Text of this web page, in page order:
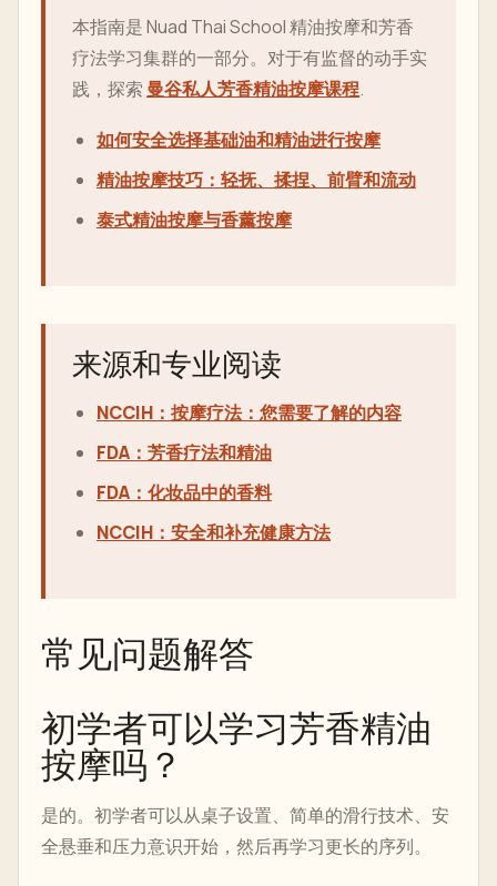
本指南是 Nuad Thai School 精油按摩和芳香
疗法学习集群的一部分。对于有监督的动手实
践，探索曼谷私人芳香精油按摩课程.
如何安全选择基础油和精油进行按摩
精油按摩技巧：轻抚、揉捏、前臂和流动
泰式精油按摩与香薰按摩
来源和专业阅读
NCCIH：按摩疗法：您需要了解的内容
FDA：芳香疗法和精油
FDA：化妆品中的香料
NCCIH：安全和补充健康方法
常见问题解答
初学者可以学习芳香精油
按摩吗？
是的。初学者可以从桌子设置、简单的滑行技术、安
全悬垂和压力意识开始，然后再学习更长的序列。